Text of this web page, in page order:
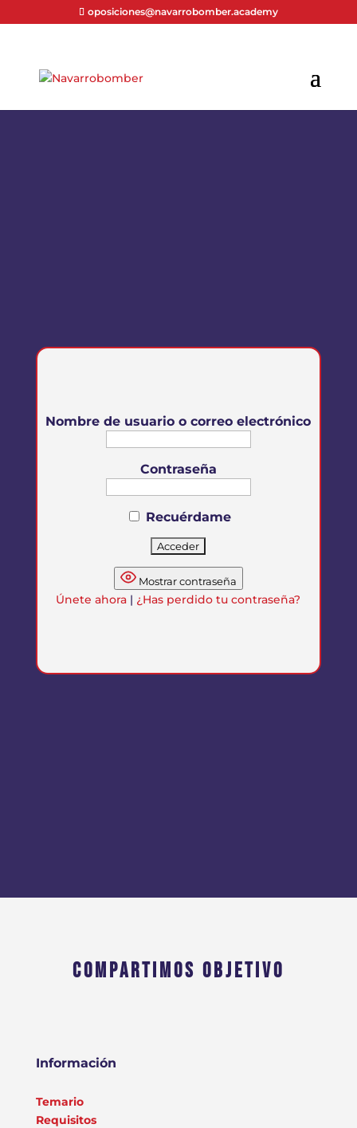
oposiciones@navarrobomber.academy
Nombre de usuario o correo electrónico
Contraseña
Recuérdame
Mostrar contraseña
Únete ahora | ¿Has perdido tu contraseña?
COMPARTIMOS OBJETIVO
Información
Temario
Requisitos